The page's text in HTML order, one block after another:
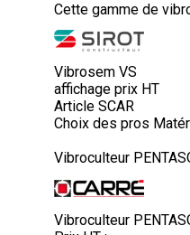
Cette gamme de
Vibrosem VS
affichage prix HT
Article SCAR
Choix des pros
Vibroculteur
Vibroculteur